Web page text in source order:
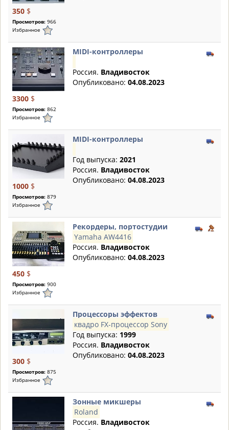
350 $
Просмотров: 966
Избранное
3300 $
Просмотров: 862
Избранное
MIDI-контроллеры
Россия. Владивосток
Опубликовано: 04.08.2023
1000 $
Просмотров: 879
Избранное
MIDI-контроллеры
Год выпуска: 2021
Россия. Владивосток
Опубликовано: 04.08.2023
450 $
Просмотров: 900
Избранное
Рекордеры, портостудии
Yamaha AW4416
Россия. Владивосток
Опубликовано: 04.08.2023
300 $
Просмотров: 875
Избранное
Процессоры эффектов
квадро FX-процессор Sony
Год выпуска: 1999
Россия. Владивосток
Опубликовано: 04.08.2023
Зонные микшеры
Roland
Россия. Владивосток